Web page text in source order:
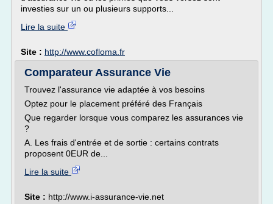
investies sur un ou plusieurs supports...
Lire la suite
Site : http://www.cofloma.fr
Comparateur Assurance Vie
Trouvez l'assurance vie adaptée à vos besoins
Optez pour le placement préféré des Français
Que regarder lorsque vous comparez les assurances vie
?
A. Les frais d'entrée et de sortie : certains contrats
proposent 0EUR de...
Lire la suite
Site : http://www.i-assurance-vie.net